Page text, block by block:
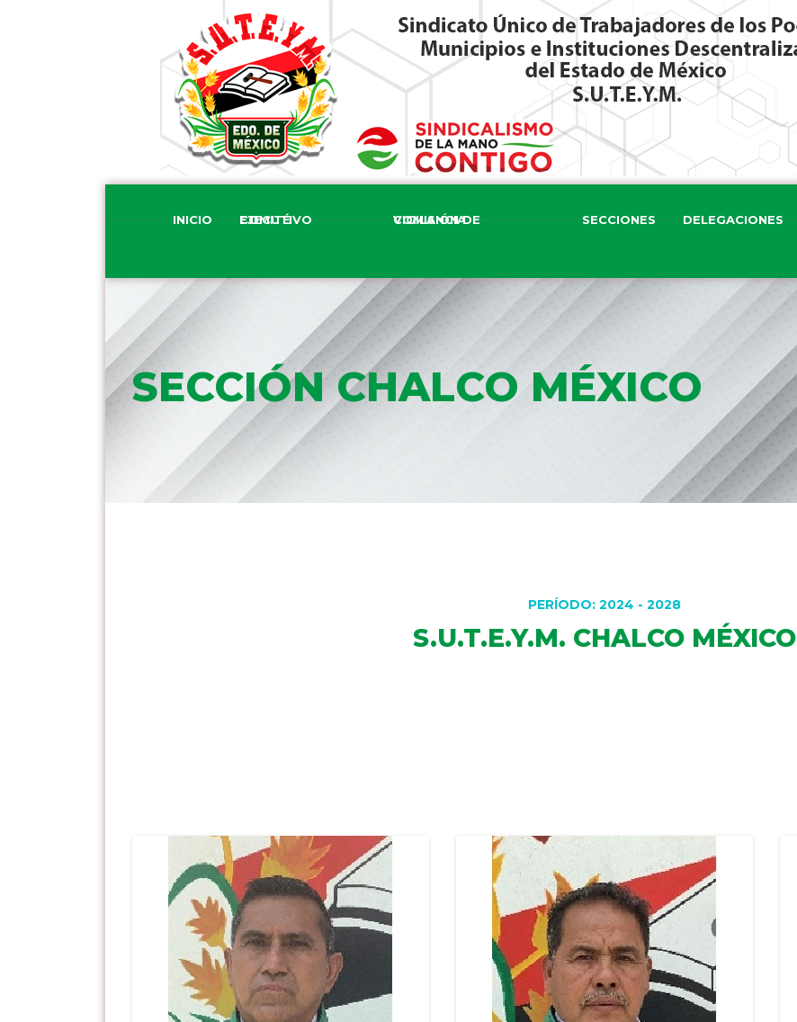
INICIO COMITÉ EJECUTIVO COMISIÓN DE VIGILANCIA SECCIONES DELEGACIONES
SECCIÓN CHALCO MÉXICO
S.U.T.E.Y.M. CHALCO MÉXICO
PERÍODO: 2024 - 2028